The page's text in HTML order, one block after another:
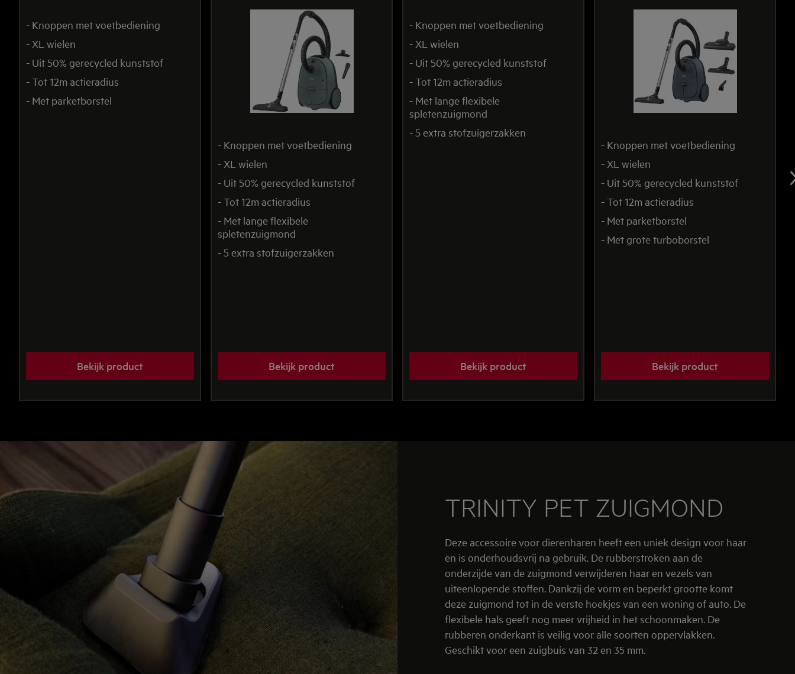
- Knoppen met voetbediening
- XL wielen
- Uit 50% gerecycled kunststof
- Tot 12m actieradius
- Met parketborstel
Bekijk product
- Knoppen met voetbediening
- XL wielen
- Uit 50% gerecycled kunststof
- Tot 12m actieradius
- Met lange flexibele
spletenzuigmond
- 5 extra stofzuigerzakken
Bekijk product
- Knoppen met voetbediening
- XL wielen
- Uit 50% gerecycled kunststof
- Tot 12m actieradius
- Met lange flexibele
spletenzuigmond
- 5 extra stofzuigerzakken
Bekijk product
- Knoppen met voetbediening
- XL wielen
- Uit 50% gerecycled kunststof
- Tot 12m actieradius
- Met parketborstel
- Met grote turboborstel
Bekijk product
TRINITY PET ZUIGMOND
Deze accessoire voor dierenharen heeft een uniek design voor haar
en is onderhoudsvrij na gebruik. De rubberstroken aan de
onderzijde van de zuigmond verwijderen haar en vezels van
uiteenlopende stoffen. Dankzij de vorm en beperkt grootte komt
deze zuigmond tot in de verste hoekjes van een woning of auto. De
flexibele hals geeft nog meer vrijheid in het schoonmaken. De
rubberen onderkant is veilig voor alle soorten oppervlakken.
Geschikt voor een zuigbuis van 32 en 35 mm.